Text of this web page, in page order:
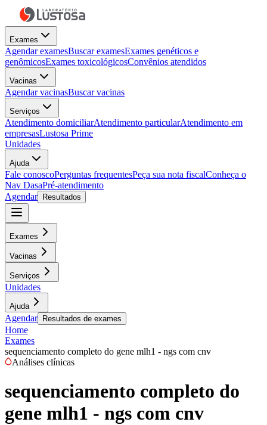
Exames
Agendar examesBuscar examesExames genéticos e
genômicosExames toxicológicosConvênios atendidos
Vacinas
Agendar vacinasBuscar vacinas
Serviços
Atendimento domiciliarAtendimento particularAtendimento em
empresasLustosa Prime
Unidades
Ajuda
Fale conoscoPerguntas frequentesPeça sua nota fiscalConheça o
Nav DasaPré-atendimento
Agendar
Resultados
Exames
Vacinas
Serviços
Unidades
Ajuda
Agendar Resultados de exames
Home
Exames
sequenciamento completo do gene mlh1 - ngs com cnv
Análises clínicas
sequenciamento completo do
gene mlh1 - ngs com cnv